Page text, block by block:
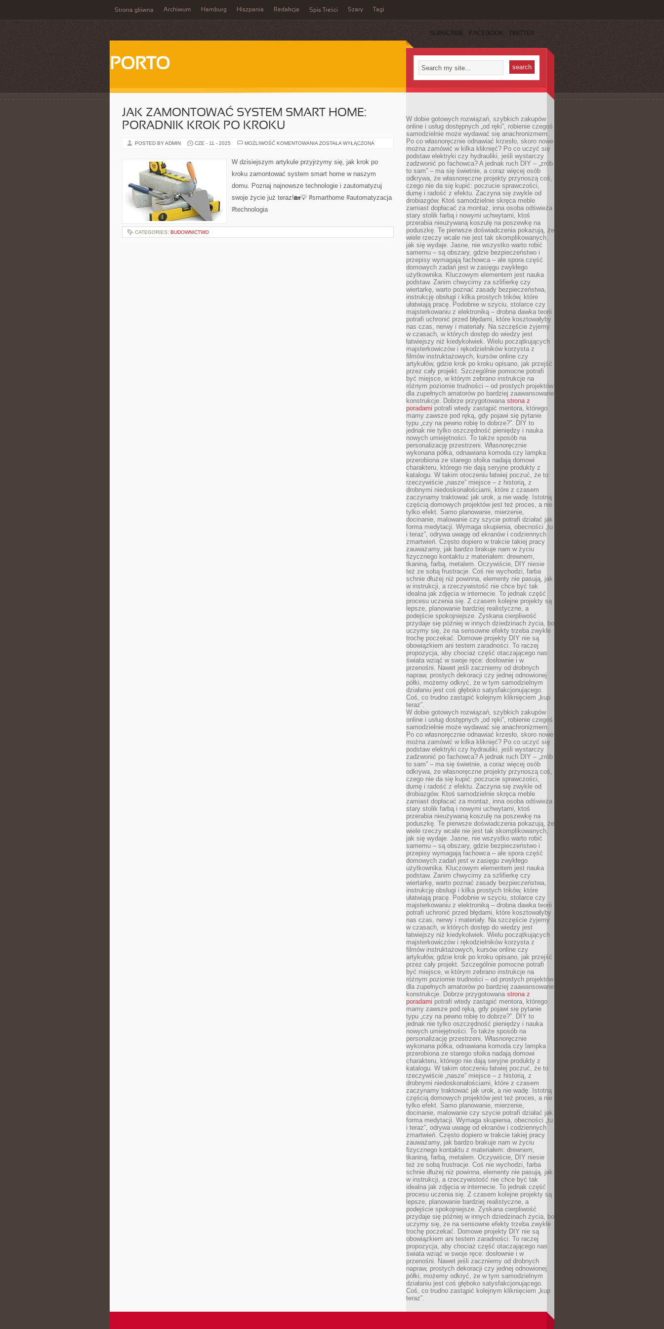
Strona główna Archiwum Hamburg Hiszpania Redakcja Spis Treści Szary Tagi
SUBSCRIBE FACEBOOK TWITTER
PORTO
JAK ZAMONTOWAĆ SYSTEM SMART HOME:
PORADNIK KROK PO KROKU
POSTED BY ADMIN CZE - 11 - 2025 MOŻLIWOŚĆ KOMENTOWANIA JAK
HOME:
KROK
KROKU
ZOSTAŁA WYŁĄCZONA
W dzisiejszym artykule przyjrzymy się, jak krok po
kroku zamontować system smart home w naszym
domu. Poznaj najnowsze technologie i zautomatyzuj
swoje życie już teraz!🏡💡 #smarthome #automatyzacja
#technologia
CATEGORIES: BUDOWNICTWO
W dobie gotowych rozwiązań, szybkich zakupów
online i usług dostępnych „od ręki”, robienie czegoś
samodzielnie może wydawać się anachronizmem.
Po co własnoręcznie odnawiać krzesło, skoro nowe
można zamówić w kilka kliknięć? Po co uczyć się
podstaw elektryki czy hydrauliki, jeśli wystarczy
zadzwonić po fachowca? A jednak ruch DIY – „zrób
to sam” – ma się świetnie, a coraz więcej osób
odkrywa, że własnoręczne projekty przynoszą coś,
czego nie da się kupić: poczucie sprawczości,
dumę i radość z efektu. Zaczyna się zwykle od
drobiazgów. Ktoś samodzielnie skręca meble
zamiast dopłacać za montaż, inna osoba odświeża
stary stolik farbą i nowymi uchwytami, ktoś
przerabia nieużywaną koszulę na poszewkę na
poduszkę. Te pierwsze doświadczenia pokazują, że
wiele rzeczy wcale nie jest tak skomplikowanych,
jak się wydaje. Jasne, nie wszystko warto robić
samemu – są obszary, gdzie bezpieczeństwo i
przepisy wymagają fachowca – ale spora część
domowych zadań jest w zasięgu zwykłego
użytkownika. Kluczowym elementem jest nauka
podstaw. Zanim chwycimy za szlifierkę czy
wiertarkę, warto poznać zasady bezpieczeństwa,
instrukcję obsługi i kilka prostych trików, które
ułatwiają pracę. Podobnie w szyciu, stolarce czy
majsterkowaniu z elektroniką – drobna dawka teorii
potrafi uchronić przed błędami, które kosztowałyby
nas czas, nerwy i materiały. Na szczęście żyjemy
w czasach, w których dostęp do wiedzy jest
łatwiejszy niż kiedykolwiek. Wielu początkujących
majsterkowiczów i rękodzielników korzysta z
filmów instruktażowych, kursów online czy
artykułów, gdzie krok po kroku opisano, jak przejść
przez cały projekt. Szczególnie pomocne potrafi
być miejsce, w którym zebrano instrukcje na
różnym poziomie trudności – od prostych projektów
dla zupełnych amatorów po bardziej zaawansowane
konstrukcje. Dobrze przygotowana strona z
poradami potrafi wtedy zastąpić mentora, którego
mamy zawsze pod ręką, gdy pojawi się pytanie
typu „czy na pewno robię to dobrze?”. DIY to
jednak nie tylko oszczędność pieniędzy i nauka
nowych umiejętności. To także sposób na
personalizację przestrzeni. Własnoręcznie
wykonana półka, odnawiana komoda czy lampka
przerobiona ze starego słoika nadają domowi
charakteru, którego nie dają seryjne produkty z
katalogu. W takim otoczeniu łatwiej poczuć, że to
rzeczywiście „nasze” miejsce – z historią, z
drobnymi niedoskonałościami, które z czasem
zaczynamy traktować jak urok, a nie wadę. Istotną
częścią domowych projektów jest też proces, a nie
tylko efekt. Samo planowanie, mierzenie,
docinanie, malowanie czy szycie potrafi działać jak
forma medytacji. Wymaga skupienia, obecności „tu
i teraz”, odrywa uwagę od ekranów i codziennych
zmartwień. Często dopiero w trakcie takiej pracy
zauważamy, jak bardzo brakuje nam w życiu
fizycznego kontaktu z materiałem: drewnem,
tkaniną, farbą, metalem. Oczywiście, DIY niesie
też ze sobą frustracje. Coś nie wychodzi, farba
schnie dłużej niż powinna, elementy nie pasują, jak
w instrukcji, a rzeczywistość nie chce być tak
idealna jak zdjęcia w internecie. To jednak część
procesu uczenia się. Z czasem kolejne projekty są
lepsze, planowanie bardziej realistyczne, a
podejście spokojniejsze. Zyskana cierpliwość
przydaje się później w innych dziedzinach życia, bo
uczymy się, że na sensowne efekty trzeba zwykle
trochę poczekać. Domowe projekty DIY nie są
obowiązkiem ani testem zaradności. To raczej
propozycja, aby chociaż część otaczającego nas
świata wziąć w swoje ręce: dosłownie i w
przenośni. Nawet jeśli zaczniemy od drobnych
napraw, prostych dekoracji czy jednej odnowionej
półki, możemy odkryć, że w tym samodzielnym
działaniu jest coś głęboko satysfakcjonującego.
Coś, co trudno zastąpić kolejnym kliknięciem „kup
teraz”.
W dobie gotowych rozwiązań, szybkich zakupów
online i usług dostępnych „od ręki”, robienie czegoś
samodzielnie może wydawać się anachronizmem.
Po co własnoręcznie odnawiać krzesło, skoro nowe
można zamówić w kilka kliknięć? Po co uczyć się
podstaw elektryki czy hydrauliki, jeśli wystarczy
zadzwonić po fachowca? A jednak ruch DIY – „zrób
to sam” – ma się świetnie, a coraz więcej osób
odkrywa, że własnoręczne projekty przynoszą coś,
czego nie da się kupić: poczucie sprawczości,
dumę i radość z efektu. Zaczyna się zwykle od
drobiazgów. Ktoś samodzielnie skręca meble
zamiast dopłacać za montaż, inna osoba odświeża
stary stolik farbą i nowymi uchwytami, ktoś
przerabia nieużywaną koszulę na poszewkę na
poduszkę. Te pierwsze doświadczenia pokazują, że
wiele rzeczy wcale nie jest tak skomplikowanych,
jak się wydaje. Jasne, nie wszystko warto robić
samemu – są obszary, gdzie bezpieczeństwo i
przepisy wymagają fachowca – ale spora część
domowych zadań jest w zasięgu zwykłego
użytkownika. Kluczowym elementem jest nauka
podstaw. Zanim chwycimy za szlifierkę czy
wiertarkę, warto poznać zasady bezpieczeństwa,
instrukcję obsługi i kilka prostych trików, które
ułatwiają pracę. Podobnie w szyciu, stolarce czy
majsterkowaniu z elektroniką – drobna dawka teorii
potrafi uchronić przed błędami, które kosztowałyby
nas czas, nerwy i materiały. Na szczęście żyjemy
w czasach, w których dostęp do wiedzy jest
łatwiejszy niż kiedykolwiek. Wielu początkujących
majsterkowiczów i rękodzielników korzysta z
filmów instruktażowych, kursów online czy
artykułów, gdzie krok po kroku opisano, jak przejść
przez cały projekt. Szczególnie pomocne potrafi
być miejsce, w którym zebrano instrukcje na
różnym poziomie trudności – od prostych projektów
dla zupełnych amatorów po bardziej zaawansowane
konstrukcje. Dobrze przygotowana strona z
poradami potrafi wtedy zastąpić mentora, którego
mamy zawsze pod ręką, gdy pojawi się pytanie
typu „czy na pewno robię to dobrze?”. DIY to
jednak nie tylko oszczędność pieniędzy i nauka
nowych umiejętności. To także sposób na
personalizację przestrzeni. Własnoręcznie
wykonana półka, odnawiana komoda czy lampka
przerobiona ze starego słoika nadają domowi
charakteru, którego nie dają seryjne produkty z
katalogu. W takim otoczeniu łatwiej poczuć, że to
rzeczywiście „nasze” miejsce – z historią, z
drobnymi niedoskonałościami, które z czasem
zaczynamy traktować jak urok, a nie wadę. Istotną
częścią domowych projektów jest też proces, a nie
tylko efekt. Samo planowanie, mierzenie,
docinanie, malowanie czy szycie potrafi działać jak
forma medytacji. Wymaga skupienia, obecności „tu
i teraz”, odrywa uwagę od ekranów i codziennych
zmartwień. Często dopiero w trakcie takiej pracy
zauważamy, jak bardzo brakuje nam w życiu
fizycznego kontaktu z materiałem: drewnem,
tkaniną, farbą, metalem. Oczywiście, DIY niesie
też ze sobą frustracje. Coś nie wychodzi, farba
schnie dłużej niż powinna, elementy nie pasują, jak
w instrukcji, a rzeczywistość nie chce być tak
idealna jak zdjęcia w internecie. To jednak część
procesu uczenia się. Z czasem kolejne projekty są
lepsze, planowanie bardziej realistyczne, a
podejście spokojniejsze. Zyskana cierpliwość
przydaje się później w innych dziedzinach życia, bo
uczymy się, że na sensowne efekty trzeba zwykle
trochę poczekać. Domowe projekty DIY nie są
obowiązkiem ani testem zaradności. To raczej
propozycja, aby chociaż część otaczającego nas
świata wziąć w swoje ręce: dosłownie i w
przenośni. Nawet jeśli zaczniemy od drobnych
napraw, prostych dekoracji czy jednej odnowionej
półki, możemy odkryć, że w tym samodzielnym
działaniu jest coś głęboko satysfakcjonującego.
Coś, co trudno zastąpić kolejnym kliknięciem „kup
teraz”.